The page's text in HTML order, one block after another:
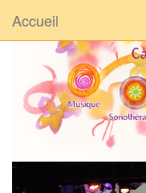
Accueil